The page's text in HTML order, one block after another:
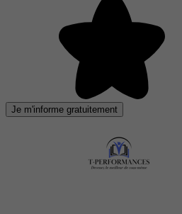
Je m'informe gratuitement